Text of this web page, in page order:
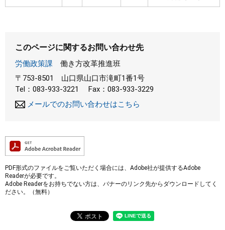
このページに関するお問い合わせ先
労働政策課
働き方改革推進班
〒753-8501
山口県山口市滝町1番1号
Tel：083-933-3221
Fax：083-933-3229
メールでのお問い合わせはこちら
PDF形式のファイルをご覧いただく場合には、Adobe社が提供するAdobe
Readerが必要です。
Adobe Readerをお持ちでない方は、バナーのリンク先からダウンロードしてく
ださい。（無料）